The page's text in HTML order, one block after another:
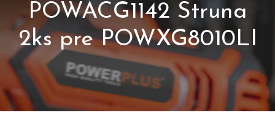
POWACG1142 Struna
2ks pre POWXG8010LI